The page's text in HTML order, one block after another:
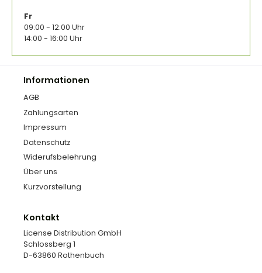
Fr
09:00 - 12:00 Uhr
14:00 - 16:00 Uhr
Informationen
AGB
Zahlungsarten
Impressum
Datenschutz
Widerufsbelehrung
Über uns
Kurzvorstellung
Kontakt
License Distribution GmbH
Schlossberg 1
D-63860 Rothenbuch